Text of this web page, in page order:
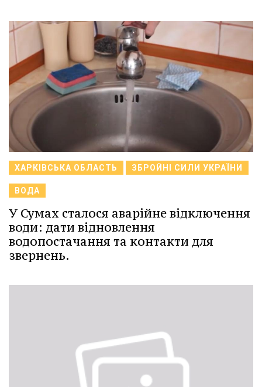
ХАРКІВСЬКА ОБЛАСТЬ ЗБРОЙНІ СИЛИ УКРАЇНИ
ВОДА
У Сумах сталося аварійне відключення
води: дати відновлення
водопостачання та контакти для
звернень.